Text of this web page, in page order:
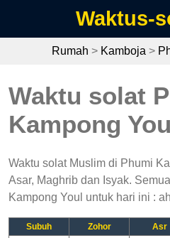
Waktus-
Rumah > Kamboja >
Waktu solat
Kampong
Waktu solat Muslim di Phumi
Asar, Maghrib dan Isyak.
Kampong Youl untuk hari ini :
Subuh Zohor Asr